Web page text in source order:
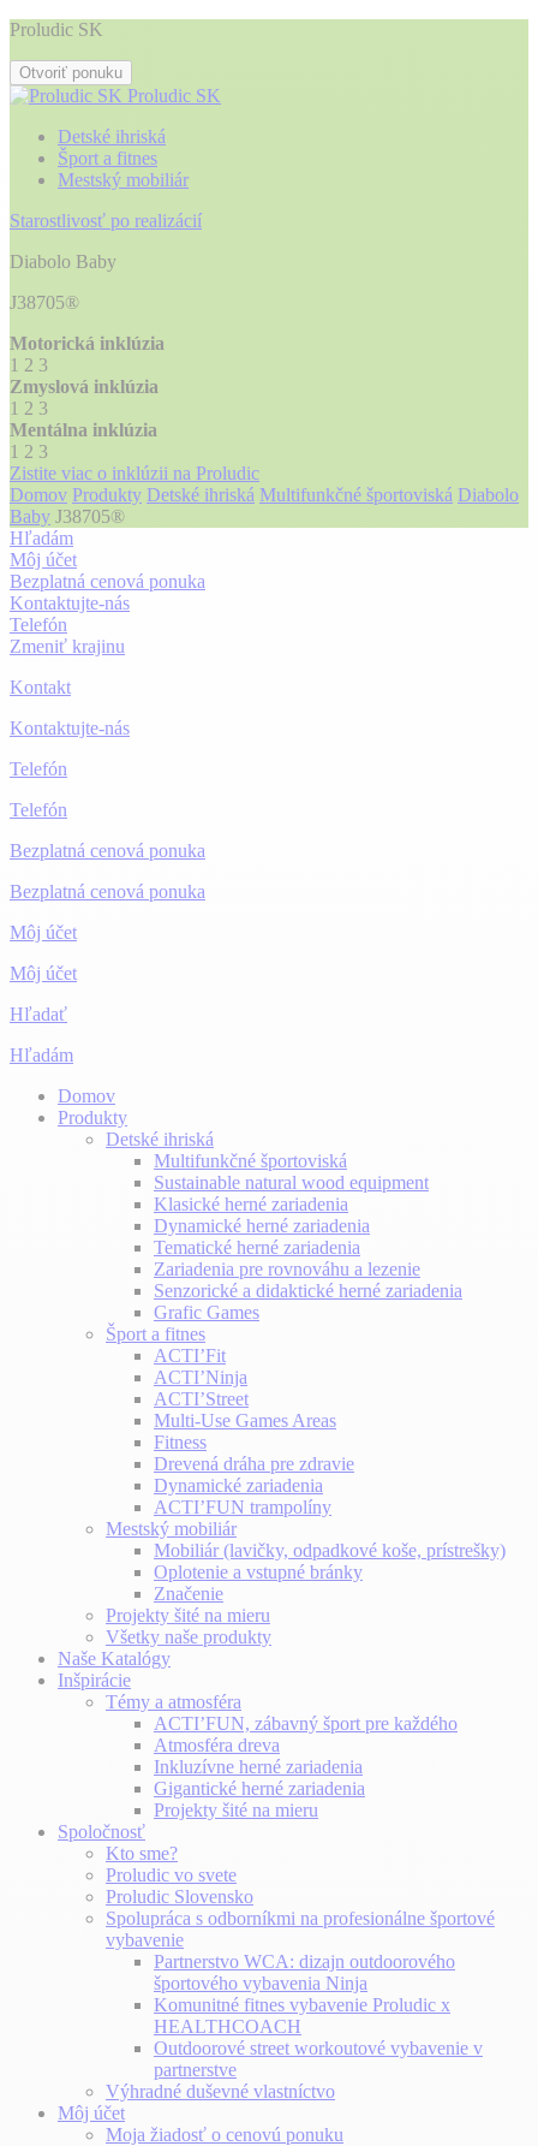
Proludic SK
Otvoriť ponuku
Proludic SK
Detské ihriská
Šport a fitnes
Mestský mobiliár
Starostlivosť po realizácií
Diabolo Baby
J38705®
Motorická inklúzia
1 2 3
Zmyslová inklúzia
1 2 3
Mentálna inklúzia
1 2 3
Zistite viac o inklúzii na Proludic
Domov Produkty Detské ihriská Multifunkčné športoviská Diabolo
Baby J38705®
Hľadám
Môj účet
Bezplatná cenová ponuka
Kontaktujte-nás
Telefón
Zmeniť krajinu
Kontakt
Kontaktujte-nás
Telefón
Telefón
Bezplatná cenová ponuka
Bezplatná cenová ponuka
Môj účet
Môj účet
Hľadať
Hľadám
Domov
Produkty
Detské ihriská
Multifunkčné športoviská
Sustainable natural wood equipment
Klasické herné zariadenia
Dynamické herné zariadenia
Tematické herné zariadenia
Zariadenia pre rovnováhu a lezenie
Senzorické a didaktické herné zariadenia
Grafic Games
Šport a fitnes
ACTI’Fit
ACTI’Ninja
ACTI’Street
Multi-Use Games Areas
Fitness
Drevená dráha pre zdravie
Dynamické zariadenia
ACTI’FUN trampolíny
Mestský mobiliár
Mobiliár (lavičky, odpadkové koše, prístrešky)
Oplotenie a vstupné bránky
Značenie
Projekty šité na mieru
Všetky naše produkty
Naše Katalógy
Inšpirácie
Témy a atmosféra
ACTI’FUN, zábavný šport pre každého
Atmosféra dreva
Inkluzívne herné zariadenia
Gigantické herné zariadenia
Projekty šité na mieru
Spoločnosť
Kto sme?
Proludic vo svete
Proludic Slovensko
Spolupráca s odborníkmi na profesionálne športové
vybavenie
Partnerstvo WCA: dizajn outdoorového
športového vybavenia Ninja
Komunitné fitnes vybavenie Proludic x
HEALTHCOACH
Outdoorové street workoutové vybavenie v
partnerstve
Výhradné duševné vlastníctvo
Môj účet
Moja žiadosť o cenovú ponuku